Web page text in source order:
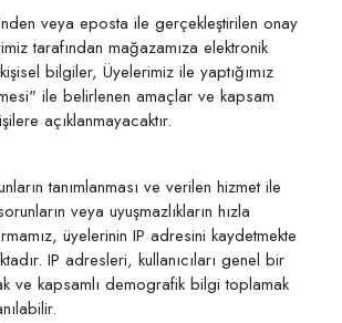
veya eposta ile gerçekleştirilen onay
tarafından mağazamıza elektronik
bilgiler, Üyelerimiz ile yaptığımız
ile belirlenen amaçlar ve kapsam
açıklanmayacaktır.
tanımlanması ve verilen hizmet ile
veya uyuşmazlıkların hızla
üyelerinin IP adresini kaydetmekte
IP adresleri, kullanıcıları genel bir
ve kapsamlı demografik bilgi toplamak